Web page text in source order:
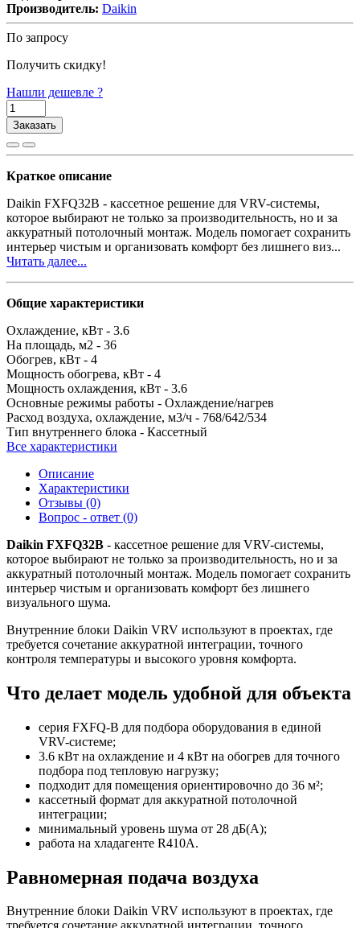
Производитель: Daikin
По запросу
Получить скидку!
Нашли дешевле ?
Заказать
Краткое описание
Daikin FXFQ32B - кассетное решение для VRV-системы,
которое выбирают не только за производительность, но и за
аккуратный потолочный монтаж. Модель помогает сохранить
интерьер чистым и организовать комфорт без лишнего виз...
Читать далее...
Общие характеристики
Охлаждение, кВт - 3.6
На площадь, м2 - 36
Обогрев, кВт - 4
Мощность обогрева, кВт - 4
Мощность охлаждения, кВт - 3.6
Основные режимы работы - Охлаждение/нагрев
Расход воздуха, охлаждение, м3/ч - 768/642/534
Тип внутреннего блока - Кассетный
Все характеристики
Описание
Характеристики
Отзывы (0)
Вопрос - ответ (0)
Daikin FXFQ32B - кассетное решение для VRV-системы,
которое выбирают не только за производительность, но и за
аккуратный потолочный монтаж. Модель помогает сохранить
интерьер чистым и организовать комфорт без лишнего
визуального шума.
Внутренние блоки Daikin VRV используют в проектах, где
требуется сочетание аккуратной интеграции, точного
контроля температуры и высокого уровня комфорта.
Что делает модель удобной для объекта
серия FXFQ-B для подбора оборудования в единой
VRV-системе;
3.6 кВт на охлаждение и 4 кВт на обогрев для точного
подбора под тепловую нагрузку;
подходит для помещения ориентировочно до 36 м²;
кассетный формат для аккуратной потолочной
интеграции;
минимальный уровень шума от 28 дБ(А);
работа на хладагенте R410A.
Равномерная подача воздуха
Внутренние блоки Daikin VRV используют в проектах, где